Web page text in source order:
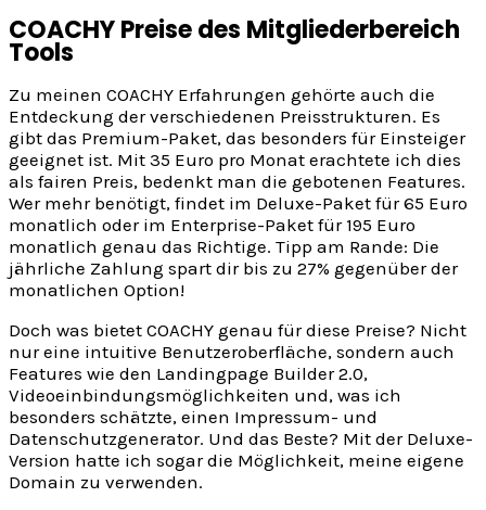
COACHY Preise des Mitgliederbereich
Tools
Zu meinen COACHY Erfahrungen gehörte auch die
Entdeckung der verschiedenen Preisstrukturen. Es
gibt das Premium-Paket, das besonders für Einsteiger
geeignet ist. Mit 35 Euro pro Monat erachtete ich dies
als fairen Preis, bedenkt man die gebotenen Features.
Wer mehr benötigt, findet im Deluxe-Paket für 65 Euro
monatlich oder im Enterprise-Paket für 195 Euro
monatlich genau das Richtige. Tipp am Rande: Die
jährliche Zahlung spart dir bis zu 27% gegenüber der
monatlichen Option!
Doch was bietet COACHY genau für diese Preise? Nicht
nur eine intuitive Benutzeroberfläche, sondern auch
Features wie den Landingpage Builder 2.0,
Videoeinbindungsmöglichkeiten und, was ich
besonders schätzte, einen Impressum- und
Datenschutzgenerator. Und das Beste? Mit der Deluxe-
Version hatte ich sogar die Möglichkeit, meine eigene
Domain zu verwenden.